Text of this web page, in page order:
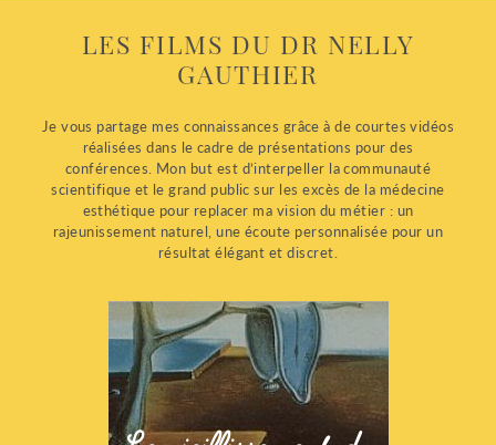
LES FILMS DU DR NELLY
GAUTHIER
Je vous partage mes connaissances grâce à de courtes vidéos
réalisées dans le cadre de présentations pour des
conférences. Mon but est d’interpeller la communauté
scientifique et le grand public sur les excès de la médecine
esthétique pour replacer ma vision du métier : un
rajeunissement naturel, une écoute personnalisée pour un
résultat élégant et discret.